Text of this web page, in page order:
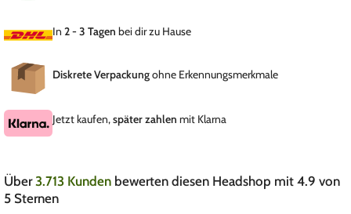
In 2 - 3 Tagen bei dir zu Hause
Diskrete Verpackungohne Erkennungsmerkmale
Jetzt kaufen,später zahlen mit Klarna
Über3.713 Kunden bewerten diesen Headshop mit 4.9 von
5 Sternen